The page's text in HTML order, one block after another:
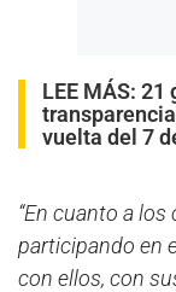
LEE MÁS: 21
vuelta del 7
“En cuanto a
participando en
con ellos, con